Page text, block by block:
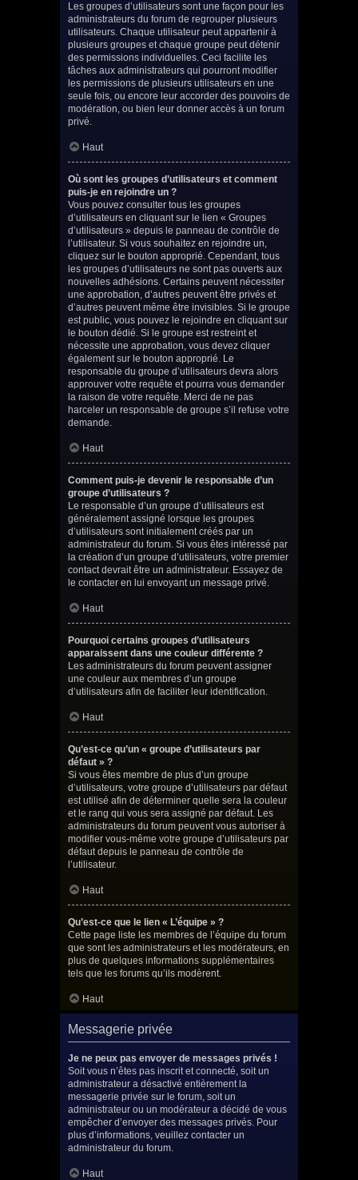
Les groupes d’utilisateurs sont une façon pour les
administrateurs du forum de regrouper plusieurs
utilisateurs. Chaque utilisateur peut appartenir à
plusieurs groupes et chaque groupe peut détenir
des permissions individuelles. Ceci facilite les
tâches aux administrateurs qui pourront modifier
les permissions de plusieurs utilisateurs en une
seule fois, ou encore leur accorder des pouvoirs de
modération, ou bien leur donner accès à un forum
privé.
Haut
Où sont les groupes d’utilisateurs et comment
puis-je en rejoindre un ?
Vous pouvez consulter tous les groupes
d’utilisateurs en cliquant sur le lien « Groupes
d’utilisateurs » depuis le panneau de contrôle de
l’utilisateur. Si vous souhaitez en rejoindre un,
cliquez sur le bouton approprié. Cependant, tous
les groupes d’utilisateurs ne sont pas ouverts aux
nouvelles adhésions. Certains peuvent nécessiter
une approbation, d’autres peuvent être privés et
d’autres peuvent même être invisibles. Si le groupe
est public, vous pouvez le rejoindre en cliquant sur
le bouton dédié. Si le groupe est restreint et
nécessite une approbation, vous devez cliquer
également sur le bouton approprié. Le
responsable du groupe d’utilisateurs devra alors
approuver votre requête et pourra vous demander
la raison de votre requête. Merci de ne pas
harceler un responsable de groupe s’il refuse votre
demande.
Haut
Comment puis-je devenir le responsable d’un
groupe d’utilisateurs ?
Le responsable d’un groupe d’utilisateurs est
généralement assigné lorsque les groupes
d’utilisateurs sont initialement créés par un
administrateur du forum. Si vous êtes intéressé par
la création d’un groupe d’utilisateurs, votre premier
contact devrait être un administrateur. Essayez de
le contacter en lui envoyant un message privé.
Haut
Pourquoi certains groupes d’utilisateurs
apparaissent dans une couleur différente ?
Les administrateurs du forum peuvent assigner
une couleur aux membres d’un groupe
d’utilisateurs afin de faciliter leur identification.
Haut
Qu’est-ce qu’un « groupe d’utilisateurs par
défaut » ?
Si vous êtes membre de plus d’un groupe
d’utilisateurs, votre groupe d’utilisateurs par défaut
est utilisé afin de déterminer quelle sera la couleur
et le rang qui vous sera assigné par défaut. Les
administrateurs du forum peuvent vous autoriser à
modifier vous-même votre groupe d’utilisateurs par
défaut depuis le panneau de contrôle de
l’utilisateur.
Haut
Qu’est-ce que le lien « L’équipe » ?
Cette page liste les membres de l’équipe du forum
que sont les administrateurs et les modérateurs, en
plus de quelques informations supplémentaires
tels que les forums qu’ils modèrent.
Haut
Messagerie privée
Je ne peux pas envoyer de messages privés !
Soit vous n’êtes pas inscrit et connecté, soit un
administrateur a désactivé entièrement la
messagerie privée sur le forum, soit un
administrateur ou un modérateur a décidé de vous
empêcher d’envoyer des messages privés. Pour
plus d’informations, veuillez contacter un
administrateur du forum.
Haut